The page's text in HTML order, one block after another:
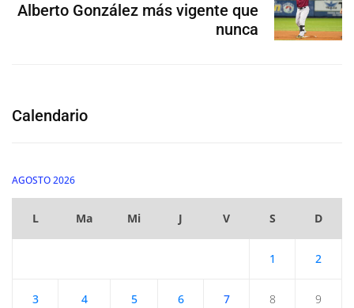
Alberto González más vigente que
nunca
Calendario
AGOSTO 2026
L Ma Mi J V S D
1 2
3 4 5 6 7 8 9